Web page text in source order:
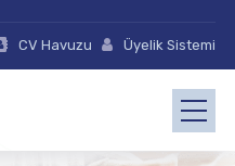
CV Havuzu Üyelik Sistemi